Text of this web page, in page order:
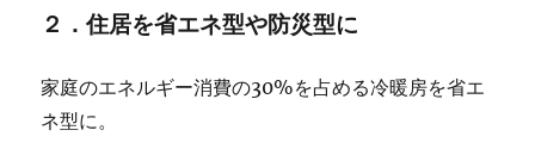
２．住居を省エネ型や防災型に
家庭のエネルギー消費の30%を占める冷暖房を省エ
ネ型に。